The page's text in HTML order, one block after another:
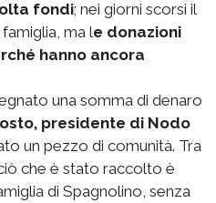
fondi; nei giorni scorsi il
ma le donazioni
hanno ancora
una somma di denaro
presidente di Nodo
un pezzo di comunità. Tra
che è stato raccolto è
di Spagnolino, senza